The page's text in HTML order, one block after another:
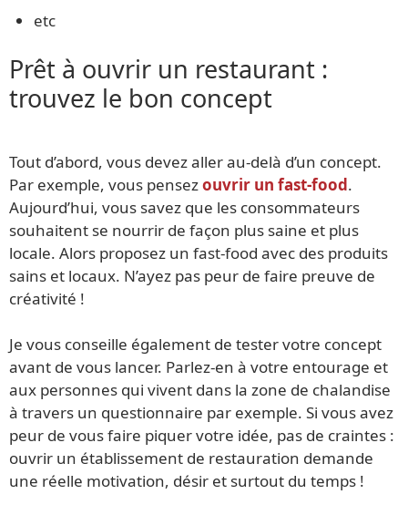
etc
Prêt à ouvrir un restaurant :
trouvez le bon concept
Tout d’abord, vous devez aller au-delà d’un concept.
Par exemple, vous pensezouvrir un fast-food.
Aujourd’hui, vous savez que les consommateurs
souhaitent se nourrir de façon plus saine et plus
locale. Alors proposez un fast-food avec des produits
sains et locaux. N’ayez pas peur de faire preuve de
créativité !
Je vous conseille également de tester votre concept
avant de vous lancer. Parlez-en à votre entourage et
aux personnes qui vivent dans la zone de chalandise
à travers un questionnaire par exemple. Si vous avez
peur de vous faire piquer votre idée, pas de craintes :
ouvrir un établissement de restauration demande
une réelle motivation, désir et surtout du temps !